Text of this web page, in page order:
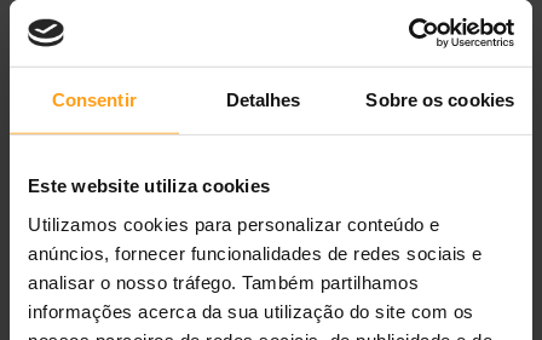
Consentir Detalhes Sobre os cookies
Este website utiliza cookies
Utilizamos cookies para personalizar conteúdo e
anúncios, fornecer funcionalidades de redes sociais e
analisar o nosso tráfego. Também partilhamos
informações acerca da sua utilização do site com os
13,44 €
DisponívelRef.9003579311998
ADICIONAR AO CARRINHO
Entregas24/48h Portes grátis≥ 40 €
Loja portuguesa